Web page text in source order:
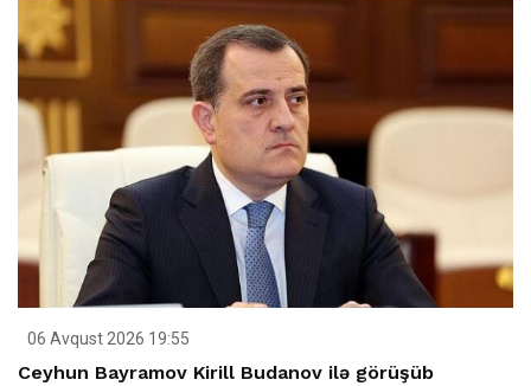
06 Avqust 2026 19:55
Ceyhun Bayramov Kirill Budanov ilə görüşüb